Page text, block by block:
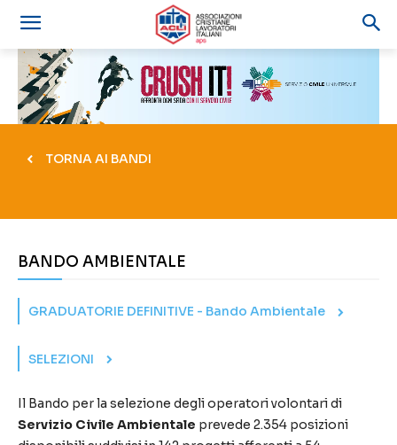
TORNA AI BANDI
BANDO AMBIENTALE
GRADUATORIE DEFINITIVE - Bando Ambientale
SELEZIONI
Il Bando per la selezione degli operatori volontari di
Servizio Civile Ambientale prevede 2.354 posizioni